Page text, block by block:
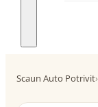
Scaun Auto Potrivit›